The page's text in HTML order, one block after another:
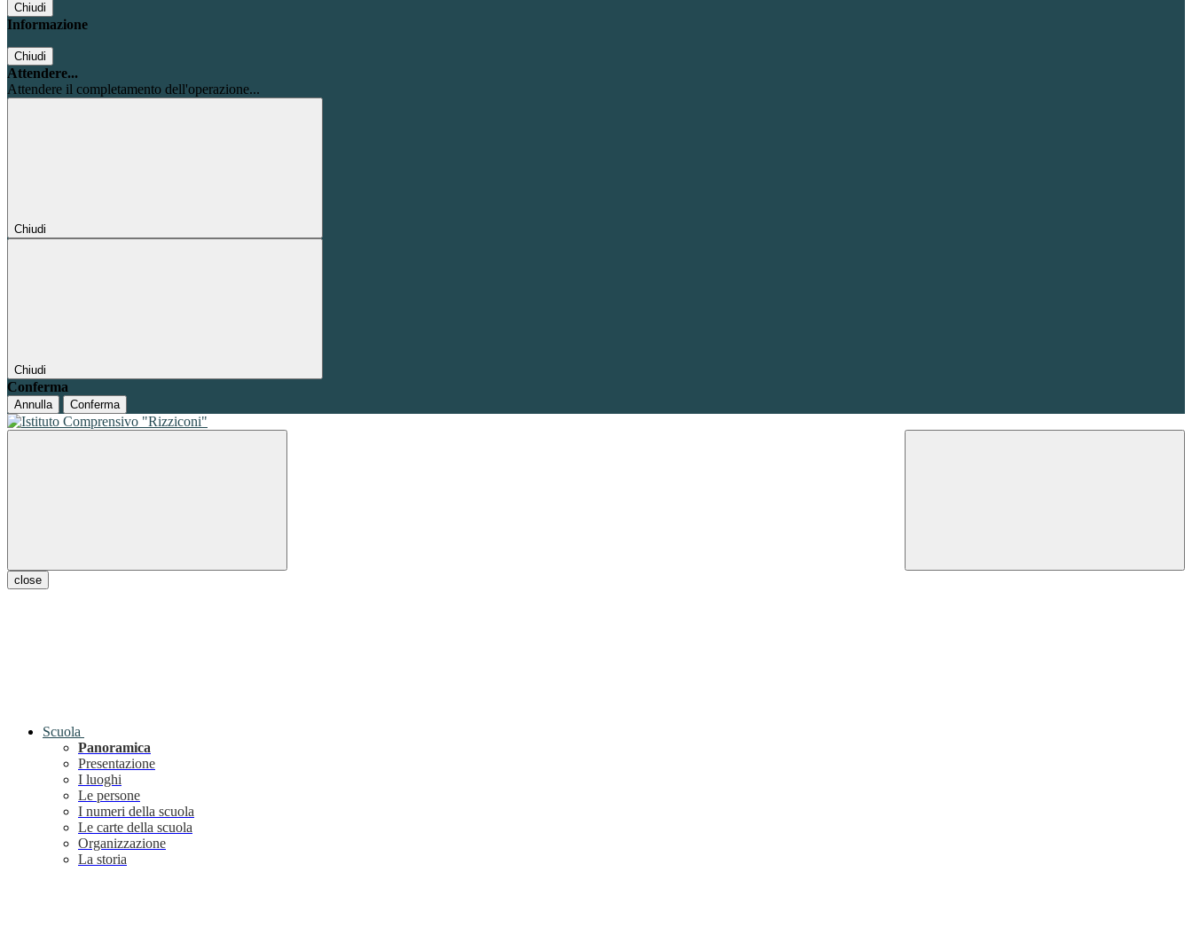
Chiudi
Informazione
Chiudi
Attendere...
Attendere il completamento dell'operazione...
Chiudi
Chiudi
Conferma
Annulla Conferma
close
Scuola
Panoramica
Presentazione
I luoghi
Le persone
I numeri della scuola
Le carte della scuola
Organizzazione
La storia